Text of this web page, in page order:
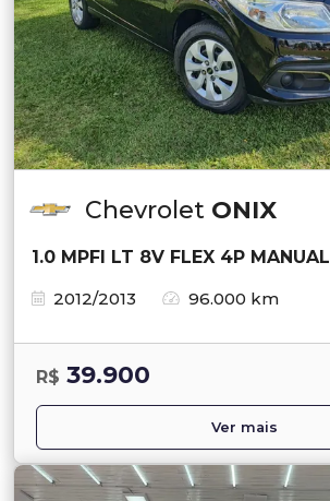
Chevrolet ONIX
1.0 MPFI LT 8V FLEX 4P MANUAL
2012/2013
96.000 km
R$ 39.900
Ver mais